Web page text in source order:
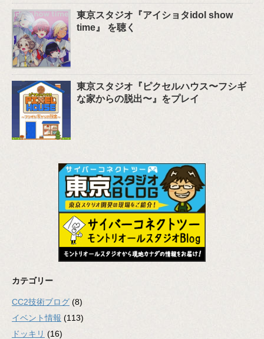
東京スタジオ『アイショタidol show
time』 を聴く
東京スタジオ『ピクセルハウス〜フシギ
な家からの脱出〜』をプレイ
カテゴリー
CC2技術ブログ (8)
イベント情報 (113)
ドッキリ (16)